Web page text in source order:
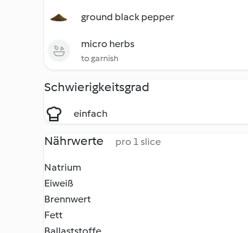
ground black pepper
micro herbs
to garnish
Schwierigkeitsgrad
einfach
Nährwerte pro 1 slice
Natrium
Eiweiß
Brennwert
Fett